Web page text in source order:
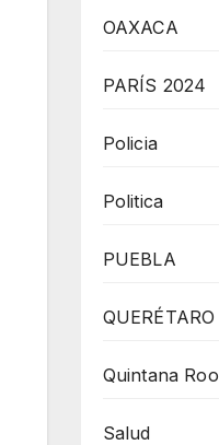
OAXACA
PARÍS 2024
Policia
Politica
PUEBLA
QUERÉTARO
Quintana Roo
Salud